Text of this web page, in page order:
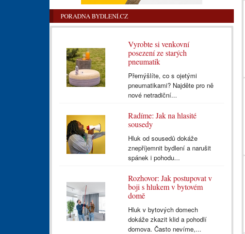
PORADNA BYDLENÍ.CZ
Vyrobte si venkovní
posezení ze starých
pneumatik
Přemýšlíte, co s ojetými
pneumatikami? Najděte pro ně
nové netradiční...
Radíme: Jak na hlasité
sousedy
Hluk od sousedů dokáže
znepříjemnit bydlení a narušit
spánek i pohodu...
Rozhovor: Jak postupovat v
boji s hlukem v bytovém
domě
Hluk v bytových domech
dokáže zkazit klid a pohodlí
domova. Často nevíme,...